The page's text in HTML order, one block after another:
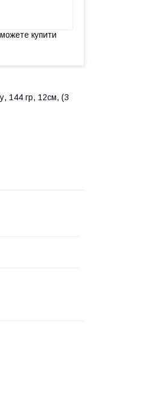
купити
144 гр, 12см, (3